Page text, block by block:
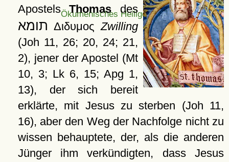
ApostelsThomasdes
תומא Διδυμος Zwilling
(Joh 11, 26; 20, 24; 21,
2), jener der Apostel (Mt
10, 3; Lk 6, 15; Apg 1,
13), der sich bereit
erklärte, mit Jesus zu sterben (Joh 11,
16), aber den Weg der Nachfolge nicht zu
wissen behauptete, der, als die anderen
Jünger ihm verkündigten, dass Jesus
Ökumenisches Heiligenlexikon